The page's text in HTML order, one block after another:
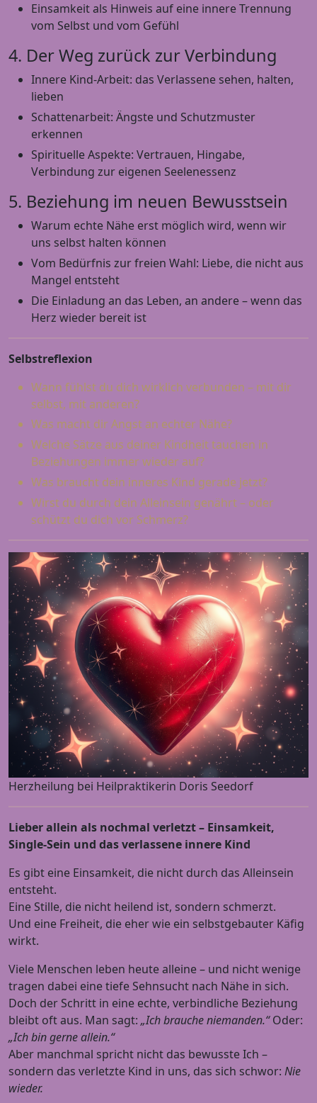
Einsamkeit als Hinweis auf eine innere Trennung
vom Selbst und vom Gefühl
4. Der Weg zurück zur Verbindung
Innere Kind-Arbeit: das Verlassene sehen, halten,
lieben
Schattenarbeit: Ängste und Schutzmuster
erkennen
Spirituelle Aspekte: Vertrauen, Hingabe,
Verbindung zur eigenen Seelenessenz
5. Beziehung im neuen Bewusstsein
Warum echte Nähe erst möglich wird, wenn wir
uns selbst halten können
Vom Bedürfnis zur freien Wahl: Liebe, die nicht aus
Mangel entsteht
Die Einladung an das Leben, an andere – wenn das
Herz wieder bereit ist
Selbstreflexion
Wann fühlst du dich wirklich verbunden – mit dir
selbst, mit anderen?
Was macht dir Angst an echter Nähe?
Welche Sätze aus deiner Kindheit tauchen in
Beziehungen immer wieder auf?
Was braucht dein inneres Kind gerade jetzt?
Wirst du durch dein Alleinsein genährt – oder
schützt du dich vor Schmerz?
Herzheilung bei Heilpraktikerin Doris Seedorf
Lieber allein als nochmal verletzt – Einsamkeit,
Single-Sein und das verlassene innere Kind
Es gibt eine Einsamkeit, die nicht durch das Alleinsein
entsteht.
Eine Stille, die nicht heilend ist, sondern schmerzt.
Und eine Freiheit, die eher wie ein selbstgebauter Käfig
wirkt.
Viele Menschen leben heute alleine – und nicht wenige
tragen dabei eine tiefe Sehnsucht nach Nähe in sich.
Doch der Schritt in eine echte, verbindliche Beziehung
bleibt oft aus. Man sagt: „Ich brauche niemanden.“Oder:
„Ich bin gerne allein.“
Aber manchmal spricht nicht das bewusste Ich –
sondern das verletzte Kind in uns, das sich schwor: Nie
wieder.